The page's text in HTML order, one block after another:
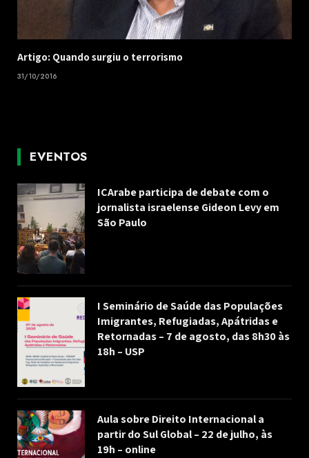
Artigo: Quando surgiu o terrorismo
31/10/2016
EVENTOS
ICArabe participa de debate com o
jornalista israelense Gideon Levy em
São Paulo
I Seminário de Saúde das Populações
Imigrantes, Refugiadas, Apátridas e
Retornadas – 7 de agosto, das 8h30 às
18h – USP
Aula sobre Direito Internacional a
partir do Sul Global – 22 de julho, às
19h – online